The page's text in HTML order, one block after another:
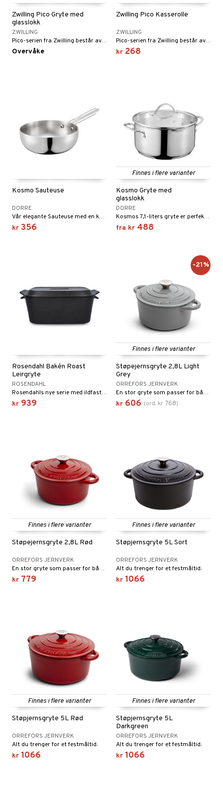
Zwilling Pico Gryte med
glasslokk
ZWILLING
Pico-serien fra Zwilling består av en unik serie med kasseroller, gryter og stekepanner for den litt mindre husholdningen.
Overvåke
Zwilling Pico Kasserolle
ZWILLING
Pico-serien fra Zwilling består av en unik serie med kasserroller, gryter og stekepanner for den litt mindre husholdningen.
kr 268
Kosmo Sauteuse
DORRE
Vår elegante Sauteuse med en kapasitet på 2 liter er den ultimate kjøkkenkameraten for tilberedning av sauser og sautering.
kr 356
Finnes i flere varianter
Kosmo Gryte med
glasslokk
DORRE
Kosmos 7,1-liters gryte er perfekt for større porsjoner og langtidskoking.
fra kr 488
Rosendahl Bake´n Roast
Leirgryte
ROSENDAHL
Rosendahls nye serie med ildfaste former er skapt for livet – enten det går raskt eller du har god tid.
kr 939
Finnes i flere varianter
Støpejernsgryte 2,8L Light
Grey
ORREFORS JERNVERK
En stor gryte som passer for både langkoking og hverdagsmat.
kr 606 (ord. kr 768)
-21%
Finnes i flere varianter
Støpejernsgryte 2,8L Rød
ORREFORS JERNVERK
En stor gryte som passer for både langkoking og hverdagsmat.
kr 779
Finnes i flere varianter
Støpjernsgryte 5L Sort
ORREFORS JERNVERK
Alt du trenger for et festmåltid.
kr 1066
Finnes i flere varianter
Støpjernsgryte 5L Rød
ORREFORS JERNVERK
Alt du trenger for et festmåltid.
kr 1066
Finnes i flere varianter
Støpjernsgryte 5L
Darkgreen
ORREFORS JERNVERK
Alt du trenger for et festmåltid.
kr 1066